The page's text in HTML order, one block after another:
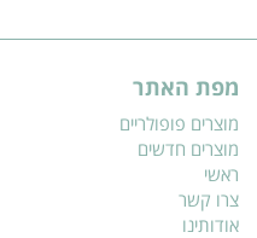
מפת האתר
מוצרים פופולריים
מוצרים חדשים
ראשי
צרו קשר
אודותינו